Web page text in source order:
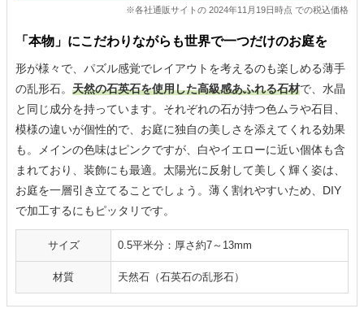
※各社通販サイトの 2024年11月19日時点 での税込価格
「本物」にこだわりながらも世界で一つだけのお庭を
形が様々で、パズル感覚でレイアウトを考えるのも楽しめる薄手
の乱形石。 天然の石英石を使用した高級感あふれる石材で、水晶
と同じ成分を持っています。それぞれの石が持つ色ムラや石目、
模様の違いが個性的で、お庭に独自の美しさを添えてくれる効果
も。メインの色味はピンクですが、白やイエローに近い個体も含
まれており、装飾にも最適。太陽光に反射して美しく輝く姿は、
お庭を一層引き立てることでしょう。薄く割れやすいため、DIY
で加工するにもピッタリです。
サイズ 0.5平米分：厚さ約7～13mm
材質 天然石（石英石の乱形石）